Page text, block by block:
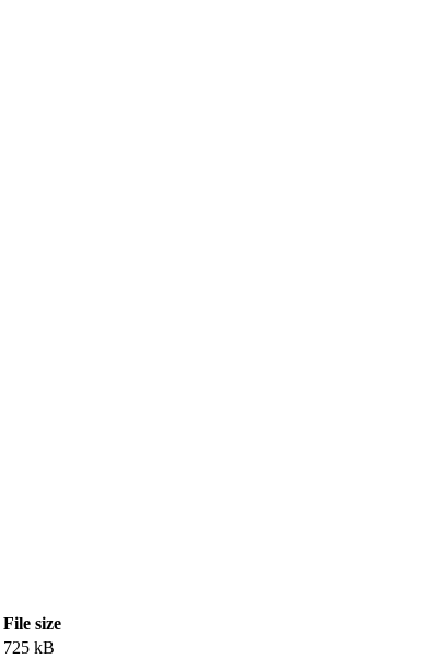
File size
725 kB